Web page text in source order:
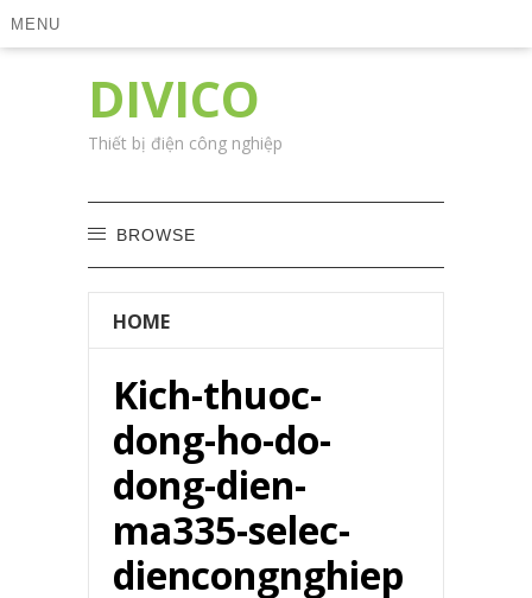
MENU
DIVICO
Thiết bị điện công nghiệp
BROWSE
HOME
Kich-thuoc-
dong-ho-do-
dong-dien-
ma335-selec-
diencongnghiep